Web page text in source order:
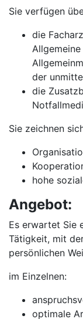
Sie verfügen
die
der
die
Sie zeichnen
hohe
Angebot:
Es erwartet Sie
Tätigkeit, mit
persönlichen
im Einzelnen:
optimale